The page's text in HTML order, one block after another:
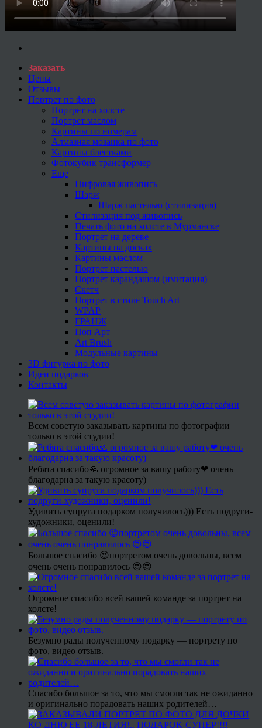
Заказать
Цены
Отзывы
Портрет по фото
Портрет на холсте
Портрет маслом
Картины по номерам
Алмазная мозаика по фото
Картины блестками
Фотокубик трансформер
Еще
Цифровая живопись
Шарж
Шарж пастелью (стилизация)
Стилизация под живопись
Печать фото на холсте в Мурманске
Портрет на дереве
Картины на досках
Картины маслом
Портрет пастелью
Портрет карандашом (имитация)
Скетч
Портрет в стиле Touch Art
WPAP
ГРАНЖ
Поп Арт
Art Brush
Модульные картины
3D фигурка по фото
Идеи подарков
Контакты
Всем советую заказывать картины по фотографии
только в этой студии!
Ребята спасибо🙏 огромное за вашу работу❤ очень
благодарна за такую красоту)
Удивить супруга подарком получилось))) Есть подруги-
художники, оценили!
Большое спасибо 😍портретом очень довольны, всем
очень очень понравилось 😍😍
Огромное спасибо всей вашей команде за портрет на
холсте!
Безумно рады полученному подарку — портрету по
фото, видео отзыв.
Спасибо большое за то, что мы смогли так не ожиданно
и оригинально порадовать наших родителей…